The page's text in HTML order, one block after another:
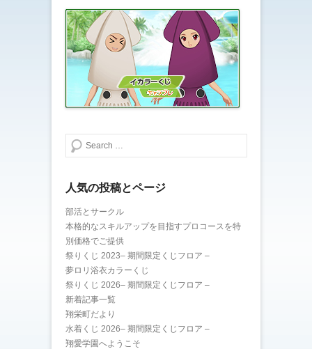
開
き
ま
す
)
新
し
い
ウ
ィ
で
開
き
ま
検索する
人気の投稿とページ
部活とサークル
本格的なスキルアップを目指すプロコースを特
別価格でご提供
祭りくじ 2023– 期間限定くじフロア –
夢ロリ浴衣カラーくじ
祭りくじ 2026– 期間限定くじフロア –
新着記事一覧
翔栄町だより
水着くじ 2026– 期間限定くじフロア –
翔愛学園へようこそ